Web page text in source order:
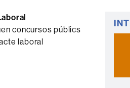
concursos públics
laboral